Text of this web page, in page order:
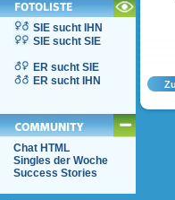
SIE sucht IHN
SIE sucht SIE
ER sucht SIE
ER sucht IHN
Chat HTML
Singles der Woche
Success Stories